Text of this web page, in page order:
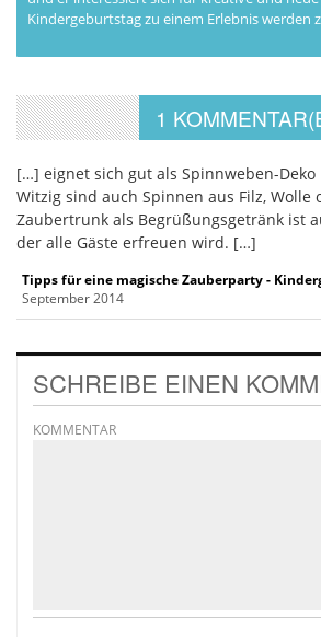
Kindergeburtstag zu einem Erlebnis werden
1
[…] eignet sich gut als Spinnweben-
Witzig sind auch Spinnen aus Filz, Wolle
Zaubertrunk als Begrüßungsgetränk ist
der alle Gäste erfreuen wird. […]
Tipps für eine magische Zauberparty -
September 2014
SCHREIBE EINEN
KOMMENTAR